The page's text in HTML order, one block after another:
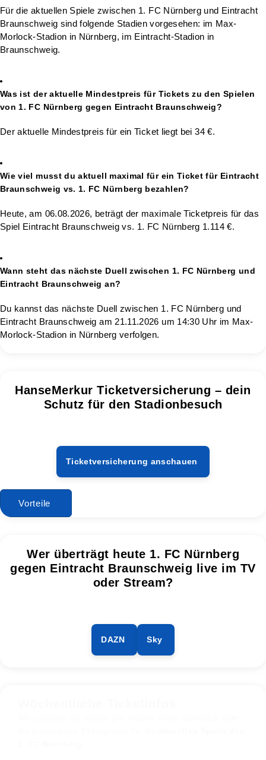
Für die aktuellen Spiele zwischen 1. FC Nürnberg und Eintracht
Braunschweig sind folgende Stadien vorgesehen: im Max-
Morlock-Stadion in Nürnberg, im Eintracht-Stadion in
Braunschweig.
Was ist der aktuelle Mindestpreis für Tickets zu den Spielen
von 1. FC Nürnberg gegen Eintracht Braunschweig?
Der aktuelle Mindestpreis für ein Ticket liegt bei 34 €.
Wie viel musst du aktuell maximal für ein Ticket für Eintracht
Braunschweig vs. 1. FC Nürnberg bezahlen?
Heute, am 06.08.2026, beträgt der maximale Ticketpreis für das
Spiel Eintracht Braunschweig vs. 1. FC Nürnberg 1.114 €.
Wann steht das nächste Duell zwischen 1. FC Nürnberg und
Eintracht Braunschweig an?
Du kannst das nächste Duell zwischen 1. FC Nürnberg und
Eintracht Braunschweig am 21.11.2026 um 14:30 Uhr im Max-
Morlock-Stadion in Nürnberg verfolgen.
HanseMerkur Ticketversicherung – dein
Schutz für den Stadionbesuch
Ticketversicherung anschauen
Vorteile
Wer überträgt heute 1. FC Nürnberg
gegen Eintracht Braunschweig live im TV
oder Stream?
DAZN Sky